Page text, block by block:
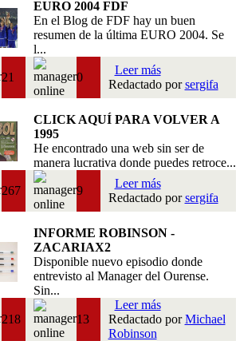
EURO 2004 FDF
En el Blog de FDF hay un buen
resumen de la última EURO 2004. Se
l...
21 0
Leer más
Redactado porsergifa
CLICK AQUÍ PARA VOLVER A
1995
He encontrado una web sin ser de
manera lucrativa donde puedes retroce...
267 9
Leer más
Redactado porsergifa
INFORME ROBINSON -
ZACARIAX2
Disponible nuevo episodio donde
entrevisto al Manager del Ourense.
Sin...
218 13
Leer más
Redactado porMichael
Robinson